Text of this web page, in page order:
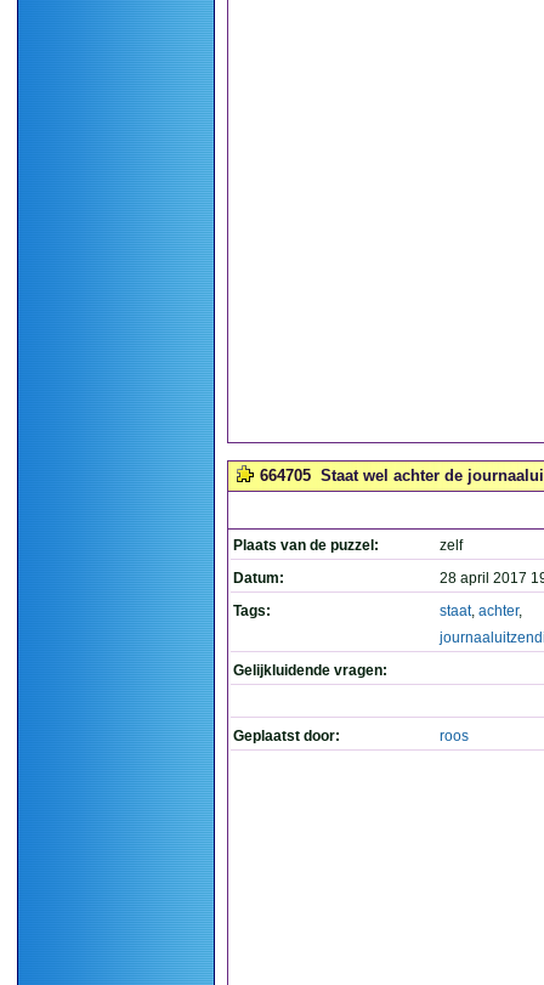
664705 Staat wel achter de
Plaats van de puzzel:
zelf
Datum:
28 april 2017
Tags:
staat, achter,
Gelijkluidende vragen:
Geplaatst door: roos